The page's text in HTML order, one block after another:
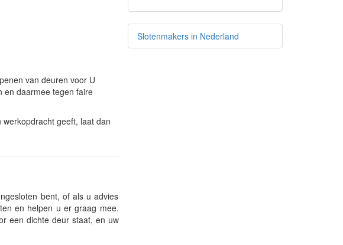
van deuren voor U
en daarmee tegen faire
geeft, laat dan
bent, of als u advies
en helpen u er graag mee.
een dichte deur staat, en uw
Slotenmakers in Nederland